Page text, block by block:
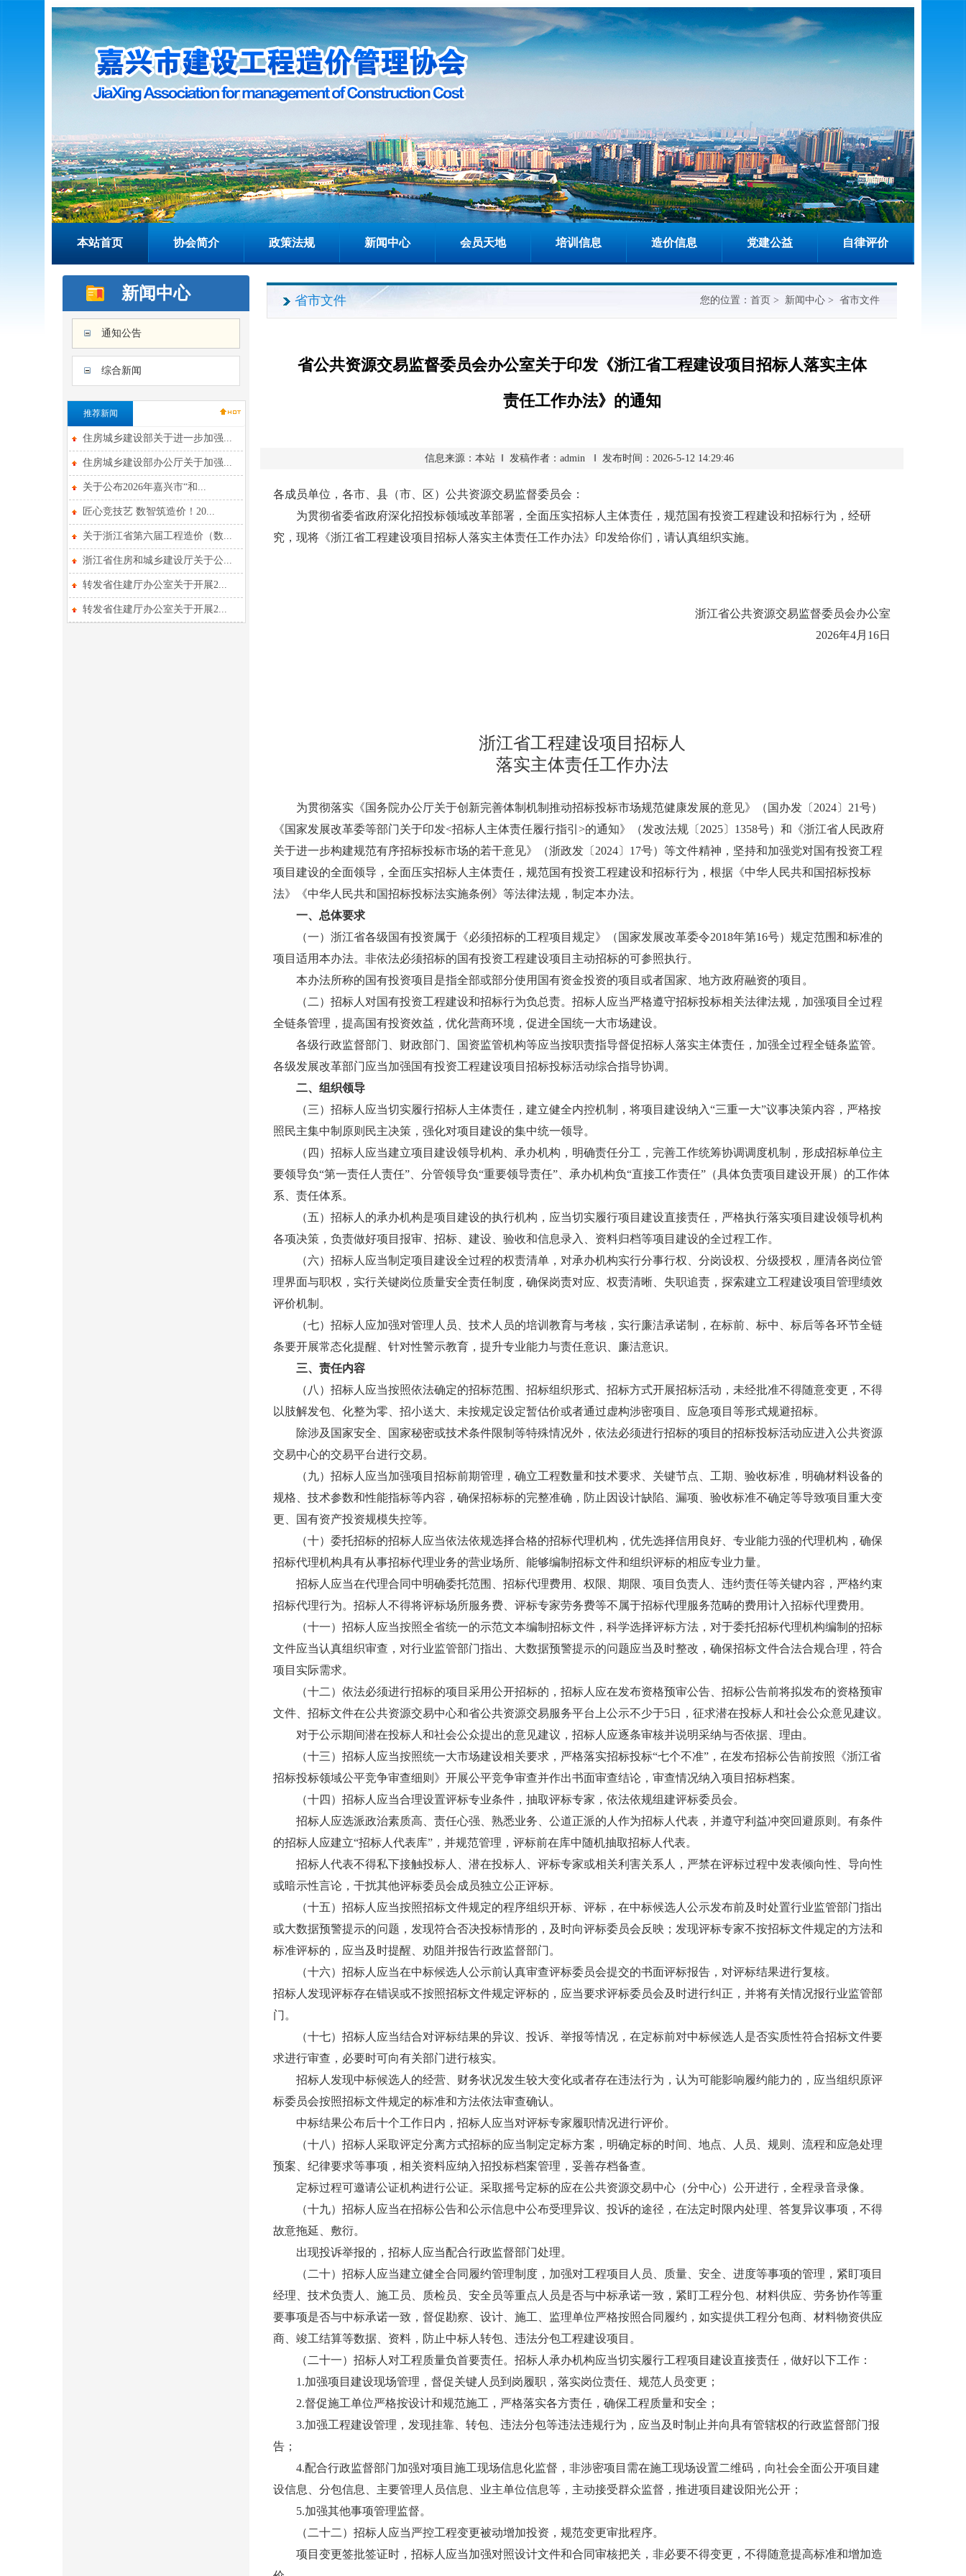
本站首页 协会简介 政策法规 新闻中心 会员天地 培训信息 造价信息 党建公益 自律评价
新闻中心
通知公告
综合新闻
推荐新闻
住房城乡建设部关于进一步加强...
住房城乡建设部办公厅关于加强...
关于公布2026年嘉兴市“和...
匠心竞技艺 数智筑造价！20...
关于浙江省第六届工程造价（数...
浙江省住房和城乡建设厅关于公...
转发省住建厅办公室关于开展2...
转发省住建厅办公室关于开展2...
省市文件 您的位置： 首页 > 新闻中心 > 省市文件
省公共资源交易监督委员会办公室关于印发《浙江省工程建设项目招标人落实主体
责任工作办法》的通知
信息来源：本站 ‖ 发稿作者：admin ‖ 发布时间：2026-5-12 14:29:46
各成员单位，各市、县（市、区）公共资源交易监督委员会：
为贯彻省委省政府深化招投标领域改革部署，全面压实招标人主体责任，规范国有投资工程建设和招标行为，经研
究，现将《浙江省工程建设项目招标人落实主体责任工作办法》印发给你们，请认真组织实施。
浙江省公共资源交易监督委员会办公室
2026年4月16日
浙江省工程建设项目招标人
落实主体责任工作办法
为贯彻落实《国务院办公厅关于创新完善体制机制推动招标投标市场规范健康发展的意见》（国办发〔2024〕21号）
《国家发展改革委等部门关于印发<招标人主体责任履行指引>的通知》（发改法规〔2025〕1358号）和《浙江省人民政府
关于进一步构建规范有序招标投标市场的若干意见》（浙政发〔2024〕17号）等文件精神，坚持和加强党对国有投资工程
项目建设的全面领导，全面压实招标人主体责任，规范国有投资工程建设和招标行为，根据《中华人民共和国招标投标
法》《中华人民共和国招标投标法实施条例》等法律法规，制定本办法。
一、总体要求
（一）浙江省各级国有投资属于《必须招标的工程项目规定》（国家发展改革委令2018年第16号）规定范围和标准的
项目适用本办法。非依法必须招标的国有投资工程建设项目主动招标的可参照执行。
本办法所称的国有投资项目是指全部或部分使用国有资金投资的项目或者国家、地方政府融资的项目。
（二）招标人对国有投资工程建设和招标行为负总责。招标人应当严格遵守招标投标相关法律法规，加强项目全过程
全链条管理，提高国有投资效益，优化营商环境，促进全国统一大市场建设。
各级行政监督部门、财政部门、国资监管机构等应当按职责指导督促招标人落实主体责任，加强全过程全链条监管。
各级发展改革部门应当加强国有投资工程建设项目招标投标活动综合指导协调。
二、组织领导
（三）招标人应当切实履行招标人主体责任，建立健全内控机制，将项目建设纳入“三重一大”议事决策内容，严格按
照民主集中制原则民主决策，强化对项目建设的集中统一领导。
（四）招标人应当建立项目建设领导机构、承办机构，明确责任分工，完善工作统筹协调调度机制，形成招标单位主
要领导负“第一责任人责任”、分管领导负“重要领导责任”、承办机构负“直接工作责任”（具体负责项目建设开展）的工作体
系、责任体系。
（五）招标人的承办机构是项目建设的执行机构，应当切实履行项目建设直接责任，严格执行落实项目建设领导机构
各项决策，负责做好项目报审、招标、建设、验收和信息录入、资料归档等项目建设的全过程工作。
（六）招标人应当制定项目建设全过程的权责清单，对承办机构实行分事行权、分岗设权、分级授权，厘清各岗位管
理界面与职权，实行关键岗位质量安全责任制度，确保岗责对应、权责清晰、失职追责，探索建立工程建设项目管理绩效
评价机制。
（七）招标人应加强对管理人员、技术人员的培训教育与考核，实行廉洁承诺制，在标前、标中、标后等各环节全链
条要开展常态化提醒、针对性警示教育，提升专业能力与责任意识、廉洁意识。
三、责任内容
（八）招标人应当按照依法确定的招标范围、招标组织形式、招标方式开展招标活动，未经批准不得随意变更，不得
以肢解发包、化整为零、招小送大、未按规定设定暂估价或者通过虚构涉密项目、应急项目等形式规避招标。
除涉及国家安全、国家秘密或技术条件限制等特殊情况外，依法必须进行招标的项目的招标投标活动应进入公共资源
交易中心的交易平台进行交易。
（九）招标人应当加强项目招标前期管理，确立工程数量和技术要求、关键节点、工期、验收标准，明确材料设备的
规格、技术参数和性能指标等内容，确保招标标的完整准确，防止因设计缺陷、漏项、验收标准不确定等导致项目重大变
更、国有资产投资规模失控等。
（十）委托招标的招标人应当依法依规选择合格的招标代理机构，优先选择信用良好、专业能力强的代理机构，确保
招标代理机构具有从事招标代理业务的营业场所、能够编制招标文件和组织评标的相应专业力量。
招标人应当在代理合同中明确委托范围、招标代理费用、权限、期限、项目负责人、违约责任等关键内容，严格约束
招标代理行为。招标人不得将评标场所服务费、评标专家劳务费等不属于招标代理服务范畴的费用计入招标代理费用。
（十一）招标人应当按照全省统一的示范文本编制招标文件，科学选择评标方法，对于委托招标代理机构编制的招标
文件应当认真组织审查，对行业监管部门指出、大数据预警提示的问题应当及时整改，确保招标文件合法合规合理，符合
项目实际需求。
（十二）依法必须进行招标的项目采用公开招标的，招标人应在发布资格预审公告、招标公告前将拟发布的资格预审
文件、招标文件在公共资源交易中心和省公共资源交易服务平台上公示不少于5日，征求潜在投标人和社会公众意见建议。
对于公示期间潜在投标人和社会公众提出的意见建议，招标人应逐条审核并说明采纳与否依据、理由。
（十三）招标人应当按照统一大市场建设相关要求，严格落实招标投标“七个不准”，在发布招标公告前按照《浙江省
招标投标领域公平竞争审查细则》开展公平竞争审查并作出书面审查结论，审查情况纳入项目招标档案。
（十四）招标人应当合理设置评标专业条件，抽取评标专家，依法依规组建评标委员会。
招标人应选派政治素质高、责任心强、熟悉业务、公道正派的人作为招标人代表，并遵守利益冲突回避原则。有条件
的招标人应建立“招标人代表库”，并规范管理，评标前在库中随机抽取招标人代表。
招标人代表不得私下接触投标人、潜在投标人、评标专家或相关利害关系人，严禁在评标过程中发表倾向性、导向性
或暗示性言论，干扰其他评标委员会成员独立公正评标。
（十五）招标人应当按照招标文件规定的程序组织开标、评标，在中标候选人公示发布前及时处置行业监管部门指出
或大数据预警提示的问题，发现符合否决投标情形的，及时向评标委员会反映；发现评标专家不按招标文件规定的方法和
标准评标的，应当及时提醒、劝阻并报告行政监督部门。
（十六）招标人应当在中标候选人公示前认真审查评标委员会提交的书面评标报告，对评标结果进行复核。
招标人发现评标存在错误或不按照招标文件规定评标的，应当要求评标委员会及时进行纠正，并将有关情况报行业监管部
门。
（十七）招标人应当结合对评标结果的异议、投诉、举报等情况，在定标前对中标候选人是否实质性符合招标文件要
求进行审查，必要时可向有关部门进行核实。
招标人发现中标候选人的经营、财务状况发生较大变化或者存在违法行为，认为可能影响履约能力的，应当组织原评
标委员会按照招标文件规定的标准和方法依法审查确认。
中标结果公布后十个工作日内，招标人应当对评标专家履职情况进行评价。
（十八）招标人采取评定分离方式招标的应当制定定标方案，明确定标的时间、地点、人员、规则、流程和应急处理
预案、纪律要求等事项，相关资料应纳入招投标档案管理，妥善存档备查。
定标过程可邀请公证机构进行公证。采取摇号定标的应在公共资源交易中心（分中心）公开进行，全程录音录像。
（十九）招标人应当在招标公告和公示信息中公布受理异议、投诉的途径，在法定时限内处理、答复异议事项，不得
故意拖延、敷衍。
出现投诉举报的，招标人应当配合行政监督部门处理。
（二十）招标人应当建立健全合同履约管理制度，加强对工程项目人员、质量、安全、进度等事项的管理，紧盯项目
经理、技术负责人、施工员、质检员、安全员等重点人员是否与中标承诺一致，紧盯工程分包、材料供应、劳务协作等重
要事项是否与中标承诺一致，督促勘察、设计、施工、监理单位严格按照合同履约，如实提供工程分包商、材料物资供应
商、竣工结算等数据、资料，防止中标人转包、违法分包工程建设项目。
（二十一）招标人对工程质量负首要责任。招标人承办机构应当切实履行工程项目建设直接责任，做好以下工作：
1.加强项目建设现场管理，督促关键人员到岗履职，落实岗位责任、规范人员变更；
2.督促施工单位严格按设计和规范施工，严格落实各方责任，确保工程质量和安全；
3.加强工程建设管理，发现挂靠、转包、违法分包等违法违规行为，应当及时制止并向具有管辖权的行政监督部门报
告；
4.配合行政监督部门加强对项目施工现场信息化监督，非涉密项目需在施工现场设置二维码，向社会全面公开项目建
设信息、分包信息、主要管理人员信息、业主单位信息等，主动接受群众监督，推进项目建设阳光公开；
5.加强其他事项管理监督。
（二十二）招标人应当严控工程变更被动增加投资，规范变更审批程序。
项目变更签批签证时，招标人应当加强对照设计文件和合同审核把关，非必要不得变更，不得随意提高标准和增加造